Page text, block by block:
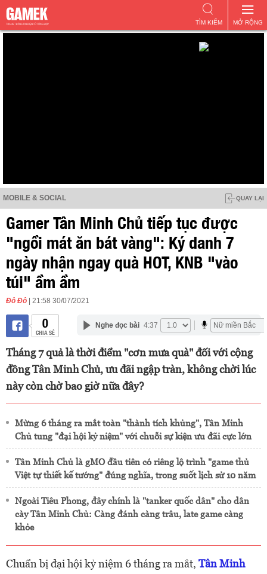
MỞ RỘNG
TÌM KIẾM
MOBILE & SOCIAL QUAY LẠI
Gamer Tân Minh Chủ tiếp tục được
"ngồi mát ăn bát vàng": Ký danh 7
ngày nhận ngay quà HOT, KNB "vào
túi" ầm ầm
Đô Đô | 21:58 30/07/2021
0
CHIA SẺ
Nghe đọc bài 4:37
Tháng 7 quả là thời điểm "cơn mưa quà" đối với cộng
đồng Tân Minh Chủ, ưu đãi ngập tràn, không chời lúc
này còn chờ bao giờ nữa đây?
Mừng 6 tháng ra mắt toàn "thành tích khủng", Tân Minh
Chủ tung "đại hội kỷ niệm" với chuỗi sự kiện ưu đãi cực lớn
Tân Minh Chủ là gMO đầu tiên có riêng lộ trình "game thủ
Việt tự thiết kế tướng" đúng nghĩa, trong suốt lịch sử 10 năm
Ngoài Tiêu Phong, đây chính là "tanker quốc dân" cho dân
cày Tân Minh Chủ: Càng đánh càng trâu, late game càng
khỏe
Chuẩn bị đại hội kỷ niệm 6 tháng ra mắt, Tân Minh